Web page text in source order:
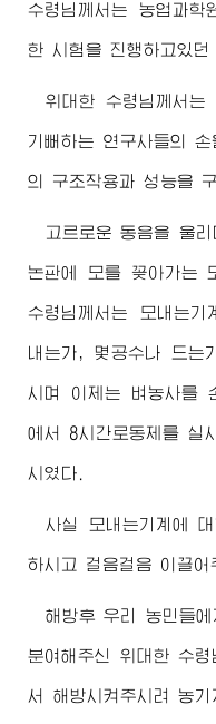
수령님께서 는 농업과학
한 시험을 진행하고있던
위대한 수령님께서는
기뻐하는 연구사들의
의 구조작용과 성능을
고르로운 동음을 울
논판에 모를 꽂아가는
수령님께서 는 모내는기
내는가, 몇공수나 드는
시며 이제는 벼농사를
에서 8시간로동제를 실
시였다.
사실 모내는기계에
하시고 걸음걸음 이끌어
해방후 우리 농민들
분여해주신 위대한 수령
서 해방시켜주시려 농기